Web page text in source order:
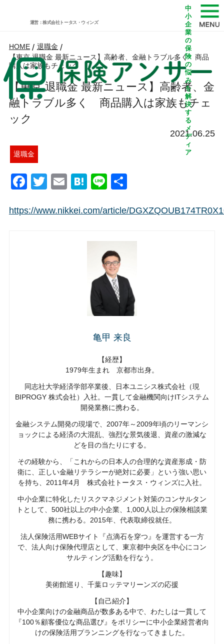
運営：株式会社トータス・ウィンズ
中
小
企
業
の
保
険
の
悩
み
を
解
決
す
る
メ
デ
ィ
ア
HOME / 退職金 /
【東京 退職金 最新ニュース】高齢者、金融トラブル多く 商品
購入は家族もチェック
【東京 退職金 最新ニュース】高齢者、金
融トラブル多く 商品購入は家族もチェ
ック
2021.06.25
退職金
Facebook
Twitter
EmailHatena
Line共
https://www.nikkei.com/article/
亀甲 来良
【経歴】
1979年生まれ 京都市出身。
同志社大学経済学部卒業後、日本ユニシス株式会社（現
BIPROGY 株式会社）入社。一貫して金融機関向けITシステム
開発業務に携わる。
金融システム開発の現場で、2007年～2009年頃のリーマンシ
ョックによる経済の大混乱、強烈な景気後退、資産の激減な
どを目の当たりにする。
その経験から、「これからの日本人の合理的な資産形成・防
衛に、正しい金融リテラシーが絶対に必要」という強い思い
を持ち、2011年4月 株式会社トータス・ウィンズに入社。
中小企業に特化したリスクマネジメント対策のコンサルタン
トとして、500社以上の中小企業、1,000人以上の保険相談業
務に携わる。2015年、代表取締役就任。
法人保険活用WEBサイト『点滴石を穿つ』を運営する一方
で、法人向け保険代理店として、東京都中央区を中心にコン
サルティング活動を行なう。
【趣味】
美術館巡り、千葉ロッテマリーンズの応援
【自己紹介】
中小企業向けの金融商品が数多ある中で、わたしは一貫して
『100％顧客優位な商品選び』をポリシーに中小企業経営者向
けの保険活用プランニングを行なってきました。